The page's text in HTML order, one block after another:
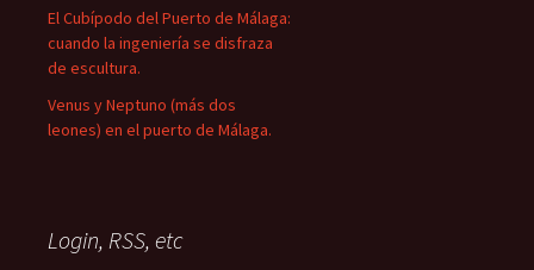
El Cubípodo del Puerto de Málaga:
cuando la ingeniería se disfraza
de escultura.
Venus y Neptuno (más dos
leones) en el puerto de Málaga.
Login, RSS, etc